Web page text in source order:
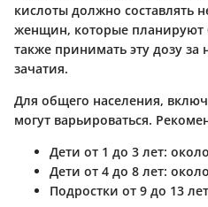
кислоты должно составлять
женщин, которые планируют
также принимать эту дозу за
зачатия.
Для общего населения,
могут варьироваться.
Дети от 1 до 3 лет:
Дети от 4 до 8 лет:
Подростки от 9 до 13 лет